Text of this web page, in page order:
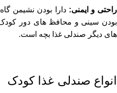
راحتی و ایمنی: دارا بودن نشیمن
بودن سینی و محافظ های دور کودک
های دیگر صندلی غذا بچه است.
انواع صندلی غذا کودک